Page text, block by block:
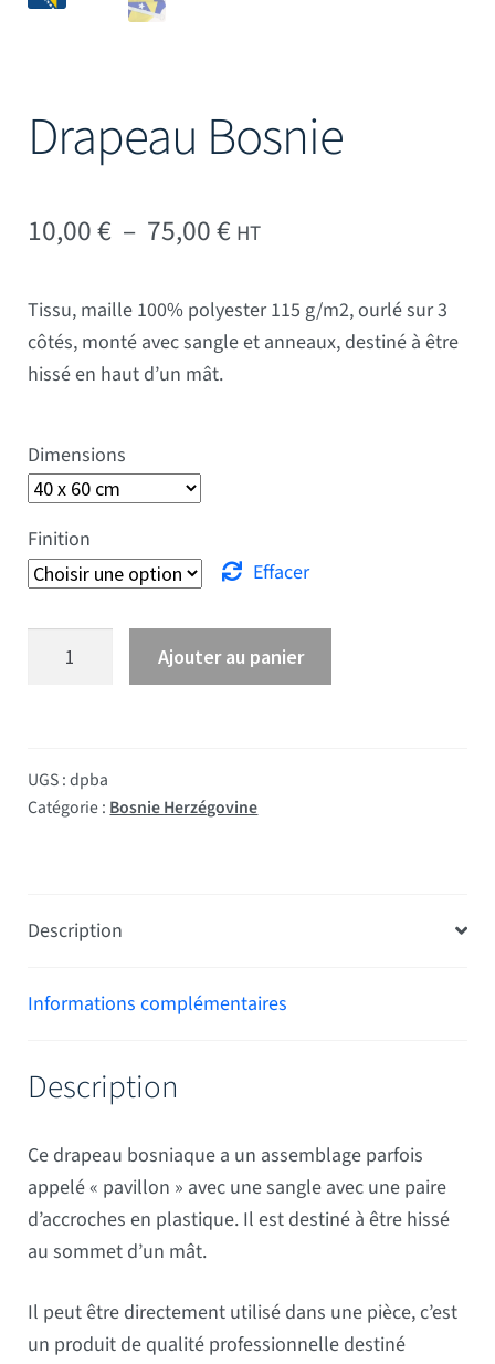
Drapeau Bosnie
10,00€ – 75,00€Plage de prix : 10,00 €
HT
Tissu, maille 100% polyester 115 g/m2, ourlé sur 3
côtés, monté avec sangle et anneaux, destiné à être
hissé en haut d’un mât.
Dimensions
Finition
Effacer
quantité de Drapeau Bosnie
Ajouter au panier
UGS :dpba
Catégorie : Bosnie Herzégovine
Description
Informations complémentaires
Description
Ce drapeau bosniaque a un assemblage parfois
appelé « pavillon » avec une sangle avec une paire
d’accroches en plastique. Il est destiné à être hissé
au sommet d’un mât.
Il peut être directement utilisé dans une pièce, c’est
un produit de qualité professionnelle destiné